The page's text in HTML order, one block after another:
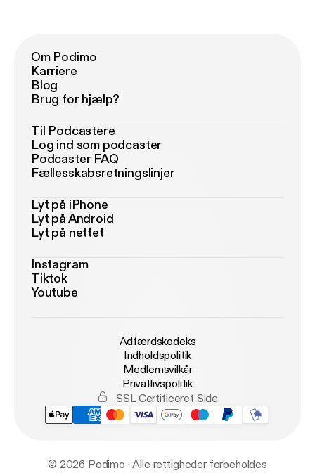
Om Podimo
Karriere
Blog
Brug for hjælp?
Til Podcastere
Log ind som podcaster
Podcaster FAQ
Fællesskabsretningslinjer
Lyt på iPhone
Lyt på Android
Lyt på nettet
Instagram
Tiktok
Youtube
Adfærdskodeks
Indholdspolitik
Medlemsvilkår
Privatlivspolitik
SSL Certificeret Side
© 2026 Podimo · Alle rettigheder forbeholdes